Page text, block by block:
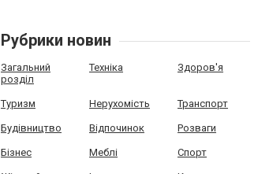
Рубрики новин
Загальний
розділ
Техніка Здоров'я
Туризм Нерухомість Транспорт
Будівництво Відпочинок Розваги
Бізнес Меблі Спорт